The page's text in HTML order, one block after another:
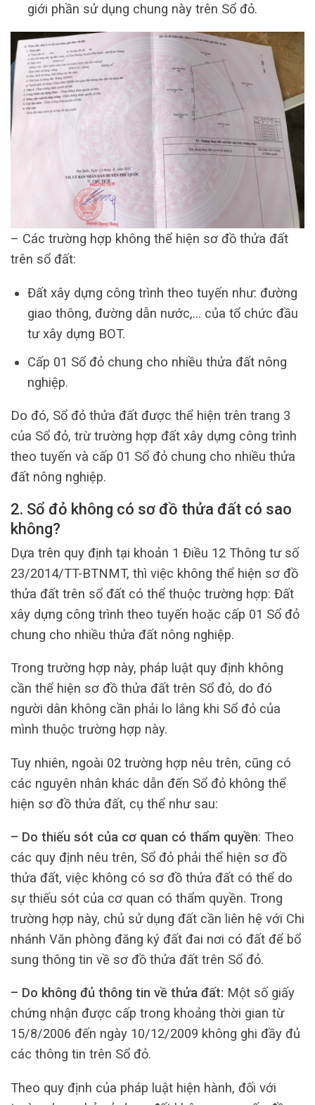
giới phần sử dụng chung này trên Sổ đỏ.
– Các trường hợp không thể hiện sơ đồ thửa đất
trên sổ đất:
Đất xây dựng công trình theo tuyến như: đường
giao thông, đường dẫn nước,… của tổ chức đầu
tư xây dựng BOT.
Cấp 01 Sổ đỏ chung cho nhiều thửa đất nông
nghiệp.
Do đó, Sổ đỏ thửa đất được thể hiện trên trang 3
của Sổ đỏ, trừ trường hợp đất xây dựng công trình
theo tuyến và cấp 01 Sổ đỏ chung cho nhiều thửa
đất nông nghiệp.
2. Sổ đỏ không có sơ đồ thửa đất có sao
không?
Dựa trên quy định tại khoản 1 Điều 12 Thông tư số
23/2014/TT-BTNMT, thì việc không thể hiện sơ đồ
thửa đất trên sổ đất có thể thuộc trường hợp: Đất
xây dựng công trình theo tuyến hoặc cấp 01 Sổ đỏ
chung cho nhiều thửa đất nông nghiệp.
Trong trường hợp này, pháp luật quy định không
cần thể hiện sơ đồ thửa đất trên Sổ đỏ, do đó
người dân không cần phải lo lắng khi Sổ đỏ của
mình thuộc trường hợp này.
Tuy nhiên, ngoài 02 trường hợp nêu trên, cũng có
các nguyên nhân khác dẫn đến Sổ đỏ không thể
hiện sơ đồ thửa đất, cụ thể như sau:
– Do thiếu sót của cơ quan có thẩm quyền: Theo
các quy định nêu trên, Sổ đỏ phải thể hiện sơ đồ
thửa đất, việc không có sơ đồ thửa đất có thể do
sự thiếu sót của cơ quan có thẩm quyền. Trong
trường hợp này, chủ sử dụng đất cần liên hệ với Chi
nhánh Văn phòng đăng ký đất đai nơi có đất để bổ
sung thông tin về sơ đồ thửa đất trên Sổ đỏ.
– Do không đủ thông tin về thửa đất: Một số giấy
chứng nhận được cấp trong khoảng thời gian từ
15/8/2006 đến ngày 10/12/2009 không ghi đầy đủ
các thông tin trên Sổ đỏ.
Theo quy định của pháp luật hiện hành, đối với